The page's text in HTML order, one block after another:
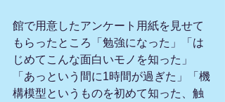
館で用意したアンケート用紙を見せて
もらったところ「勉強になった」「は
じめてこんな面白いモノを知った」
「あっという間に1時間が過ぎた」「機
構模型というものを初めて知った、触